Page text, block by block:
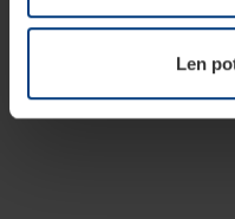
kedykoľvek zmeniť
našej webovej stránky.
Len